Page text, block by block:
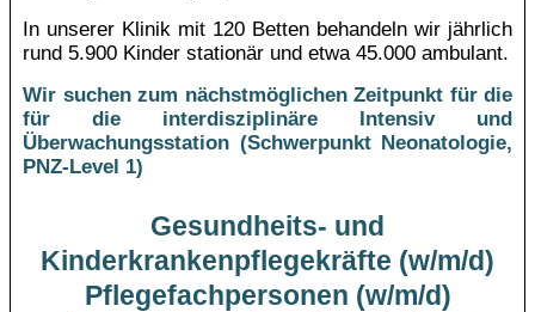
In unserer Klinik mit 120 Betten behandeln wir jährlich
rund 5.900 Kinder stationär und etwa 45.000 ambulant.
Wir suchen zum nächstmöglichen Zeitpunkt für die
für die interdisziplinäre Intensiv und
Überwachungsstation (Schwerpunkt Neonatologie,
PNZ-Level 1)
Gesundheits- und
Kinderkrankenpflegekräfte (w/m/d)
Pflegefachpersonen (w/m/d)